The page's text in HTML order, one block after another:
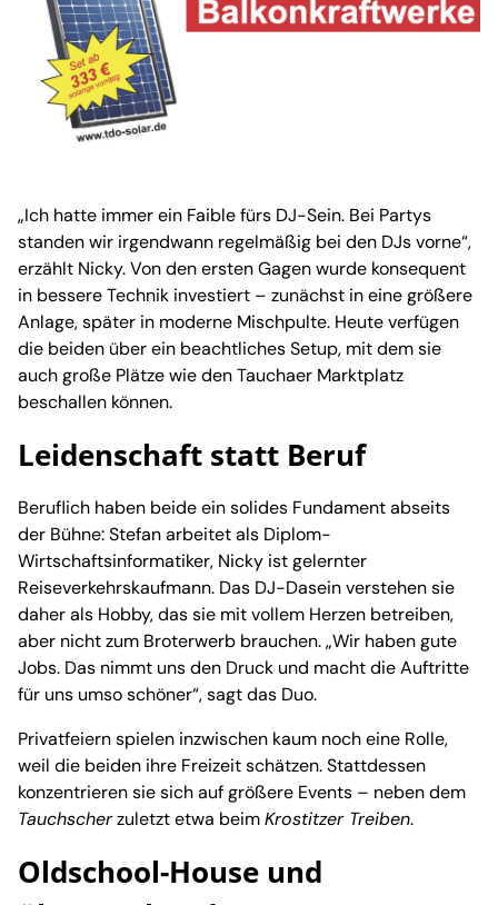
„Ich hatte immer ein Faible fürs DJ-Sein. Bei Partys
standen wir irgendwann regelmäßig bei den DJs vorne“,
erzählt Nicky. Von den ersten Gagen wurde konsequent
in bessere Technik investiert – zunächst in eine größere
Anlage, später in moderne Mischpulte. Heute verfügen
die beiden über ein beachtliches Setup, mit dem sie
auch große Plätze wie den Tauchaer Marktplatz
beschallen können.
Leidenschaft statt Beruf
Beruflich haben beide ein solides Fundament abseits
der Bühne: Stefan arbeitet als Diplom-
Wirtschaftsinformatiker, Nicky ist gelernter
Reiseverkehrskaufmann. Das DJ-Dasein verstehen sie
daher als Hobby, das sie mit vollem Herzen betreiben,
aber nicht zum Broterwerb brauchen. „Wir haben gute
Jobs. Das nimmt uns den Druck und macht die Auftritte
für uns umso schöner“, sagt das Duo.
Privatfeiern spielen inzwischen kaum noch eine Rolle,
weil die beiden ihre Freizeit schätzen. Stattdessen
konzentrieren sie sich auf größere Events – neben dem
Tauchscherzuletzt etwa beimKrostitzer Treiben.
Oldschool-House und